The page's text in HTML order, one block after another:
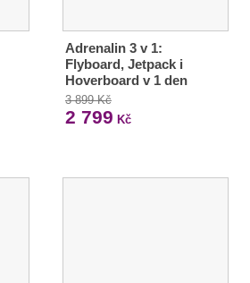
Adrenalin 3 v 1:
Flyboard, Jetpack i
Hoverboard v 1 den
3 899 Kč
2 799 Kč